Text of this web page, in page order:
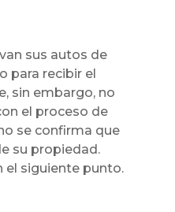
sus autos de
para recibir el
sin embargo, no
el proceso de
se confirma que
su propiedad.
el siguiente punto.